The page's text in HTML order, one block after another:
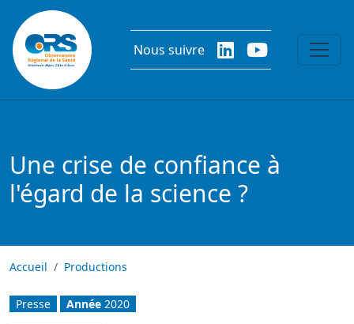
Aller au contenu principal
Nous suivre
Une crise de confiance à
l'égard de la science ?
Accueil Productions
Presse Année 2020